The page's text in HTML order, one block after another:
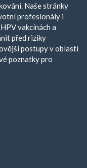
Naše stránky
profesionály i
vakcínách a
před riziky
postupy v oblasti
poznatky pro